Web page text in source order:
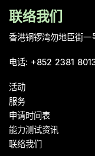
联络我们
香港铜锣湾勿地臣街
电话: +852 2381
活动
服务
申请时间表
能力测试资讯
联络我们